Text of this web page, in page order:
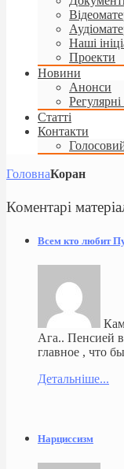
Наші
Проекти
Новини
Анонси
Регулярні
Статті
Контакти
ГоловнаКоран
Коментарі
Всем кто любит
Ага.. Пенсией
главное , что
Детальніше...
Нарциссизм